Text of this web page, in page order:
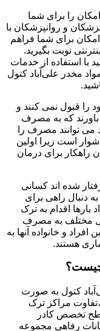
را برای شما
و روانپزشکان با
برای شما فراهم
نوبت بگیرید.
با استفاده از خدمات
مخدر علی‌آباد کتول
را قبول نمی کنند و
باورند که به مصرف
می توانند مصرف را
است زیرا اولین
راهکار برای درمان
شده اند کسانی
دنبال راهی برای
بارها اقدام به ترک
مختلف به مصرف
و خانواده آنها به
هستند.
چیست؟
کتول به صورت
مراکز ترک
تخصص کادر
رفاهی مجموعه